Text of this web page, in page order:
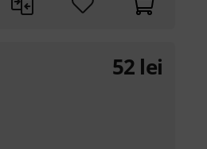
52 lei